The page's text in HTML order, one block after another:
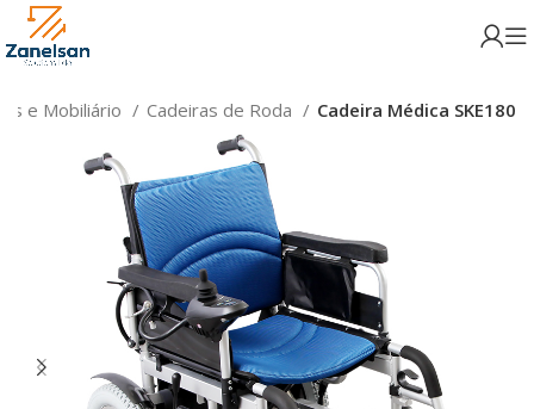
e Mobiliário Cadeiras de Roda Cadeira Médica SKE180